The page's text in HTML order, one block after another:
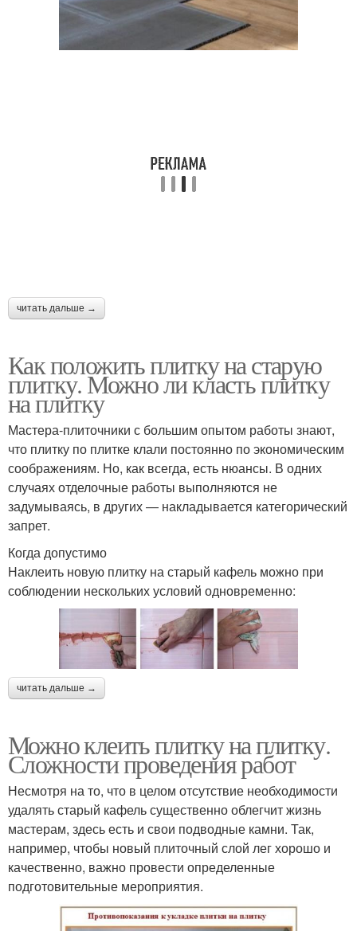
читать дальше →
Как положить плитку на старую
плитку. Можно ли класть плитку
на плитку
Мастера-плиточники с большим опытом работы знают,
что плитку по плитке клали постоянно по экономическим
соображениям. Но, как всегда, есть нюансы. В одних
случаях отделочные работы выполняются не
задумываясь, в других — накладывается категорический
запрет.
Когда допустимо
Наклеить новую плитку на старый кафель можно при
соблюдении нескольких условий одновременно:
читать дальше →
Можно клеить плитку на плитку.
Сложности проведения работ
Несмотря на то, что в целом отсутствие необходимости
удалять старый кафель существенно облегчит жизнь
мастерам, здесь есть и свои подводные камни. Так,
например, чтобы новый плиточный слой лег хорошо и
качественно, важно провести определенные
подготовительные мероприятия.